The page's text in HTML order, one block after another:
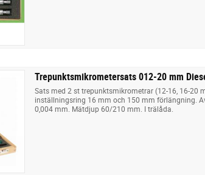
Trepunktsmikrometersats 012-20 mm
Sats med 2 st trepunktsmikrometrar (12-16, 16-20
inställningsring 16 mm och 150 mm förlängning.
0,004 mm. Mätdjup 60/210 mm. I trälåda.